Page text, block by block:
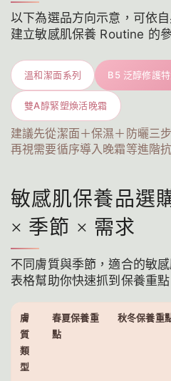
以下為選品方向示意，可依
建立敏感肌保養 Routine 的參
溫和潔面系列 B5 泛醇修護
雙A醇緊塑煥活晚霜
建議先從潔面＋保濕＋防曬三
再視需要循序導入晚霜等進階
敏感肌保養品選
× 季節 × 需求
不同膚質與季節，適合的敏
表格幫助你快速抓到保養重點
膚
質
類
型
春夏保養重
點
秋冬保養重